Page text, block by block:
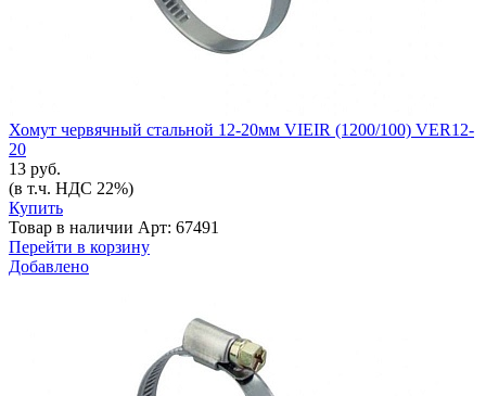
Хомут червячный стальной 12-20мм VIEIR (1200/100) VER12-
20
13 руб.
(в т.ч. НДС 22%)
Купить
Товар в наличии Арт: 67491
Перейти в корзину
Добавлено